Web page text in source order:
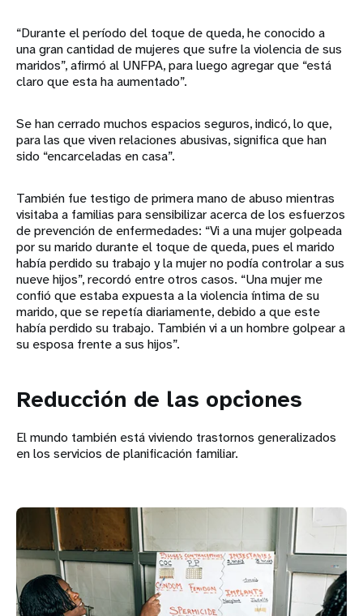
“Durante el período del toque de queda, he conocido a
una gran cantidad de mujeres que sufre la violencia de sus
maridos”, afirmó al UNFPA, para luego agregar que “está
claro que esta ha aumentado”.
Se han cerrado muchos espacios seguros, indicó, lo que,
para las que viven relaciones abusivas, significa que han
sido “encarceladas en casa”.
También fue testigo de primera mano de abuso mientras
visitaba a familias para sensibilizar acerca de los esfuerzos
de prevención de enfermedades: “Vi a una mujer golpeada
por su marido durante el toque de queda, pues el marido
había perdido su trabajo y la mujer no podía controlar a sus
nueve hijos”, recordó entre otros casos. “Una mujer me
confió que estaba expuesta a la violencia íntima de su
marido, que se repetía diariamente, debido a que este
había perdido su trabajo. También vi a un hombre golpear a
su esposa frente a sus hijos”.
Reducción de las opciones
El mundo también está viviendo trastornos generalizados
en los servicios de planificación familiar.